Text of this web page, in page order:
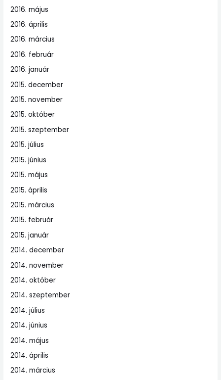
2016. május
2016. április
2016. március
2016. február
2016. január
2015. december
2015. november
2015. október
2015. szeptember
2015. július
2015. június
2015. május
2015. április
2015. március
2015. február
2015. január
2014. december
2014. november
2014. október
2014. szeptember
2014. július
2014. június
2014. május
2014. április
2014. március